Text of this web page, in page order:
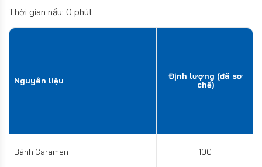
Thời gian nấu: 0 phút
Nguyên liệu
Định lượng (đã sơ
chế)
Bánh Caramen 100